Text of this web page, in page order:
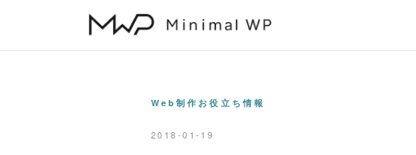
Web制作お役立ち情報
2018-01-19